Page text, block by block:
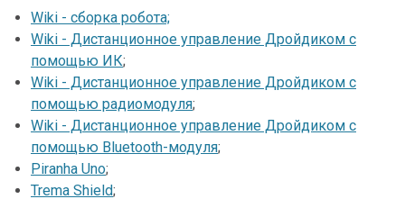
Wiki - сборка робота;
Wiki - Дистанционное управление Дройдиком с
помощью ИК;
Wiki - Дистанционное управление Дройдиком с
помощью радиомодуля;
Wiki - Дистанционное управление Дройдиком с
помощью Bluetooth-модуля;
Piranha Uno;
Trema Shield;